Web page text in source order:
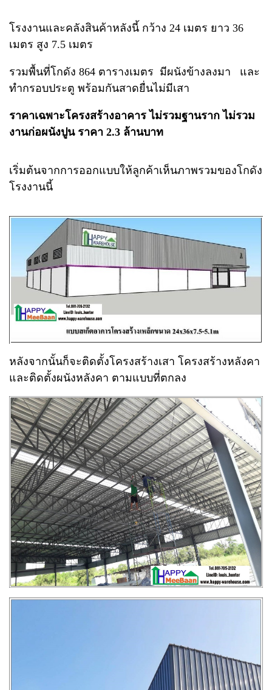
โรงงานและคลังสินค้าหลังนี้ กว้าง 24 เมตร ยาว 36
เมตร สูง 7.5 เมตร
รวมพื้นที่โกดัง 864 ตารางเมตร มีผนังข้างลงมา และ
ทำกรอบประตู พร้อมกันสาดยื่นไม่มีเสา
ราคาเฉพาะโครงสร้างอาคาร ไม่รวมฐานราก ไม่รวม
งานก่อผนังปูน ราคา 2.3 ล้านบาท
เริ่มต้นจากการออกแบบให้ลูกค้าเห็นภาพรวมของโกดัง
โรงงานนี้
หลังจากนั้นก็จะติดตั้งโครงสร้างเสา โครงสร้างหลังคา
และติดตั้งผนังหลังคา ตามแบบที่ตกลง